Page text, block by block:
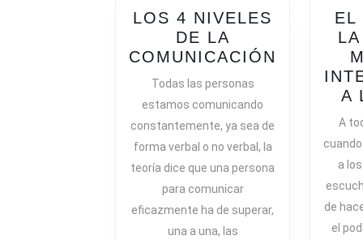
LOS 4 NIVELES
DE LA
COMUNICACIÓN
NIVELES
Todas las personas
estamos comunicando
constantemente, ya sea de
forma verbal o no verbal, la
teoría dice que una persona
para comunicar
eficazmente ha de superar,
una a una, las
EL
A
A
a
de
el